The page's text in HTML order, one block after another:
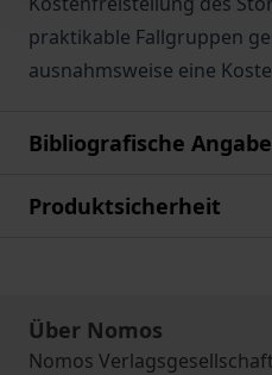
praktikable Fallgruppen
ausnahmsweise eine
Bibliografische
Produktsicherheit
Über Nomos
Nomos Verlagsgesellschaft